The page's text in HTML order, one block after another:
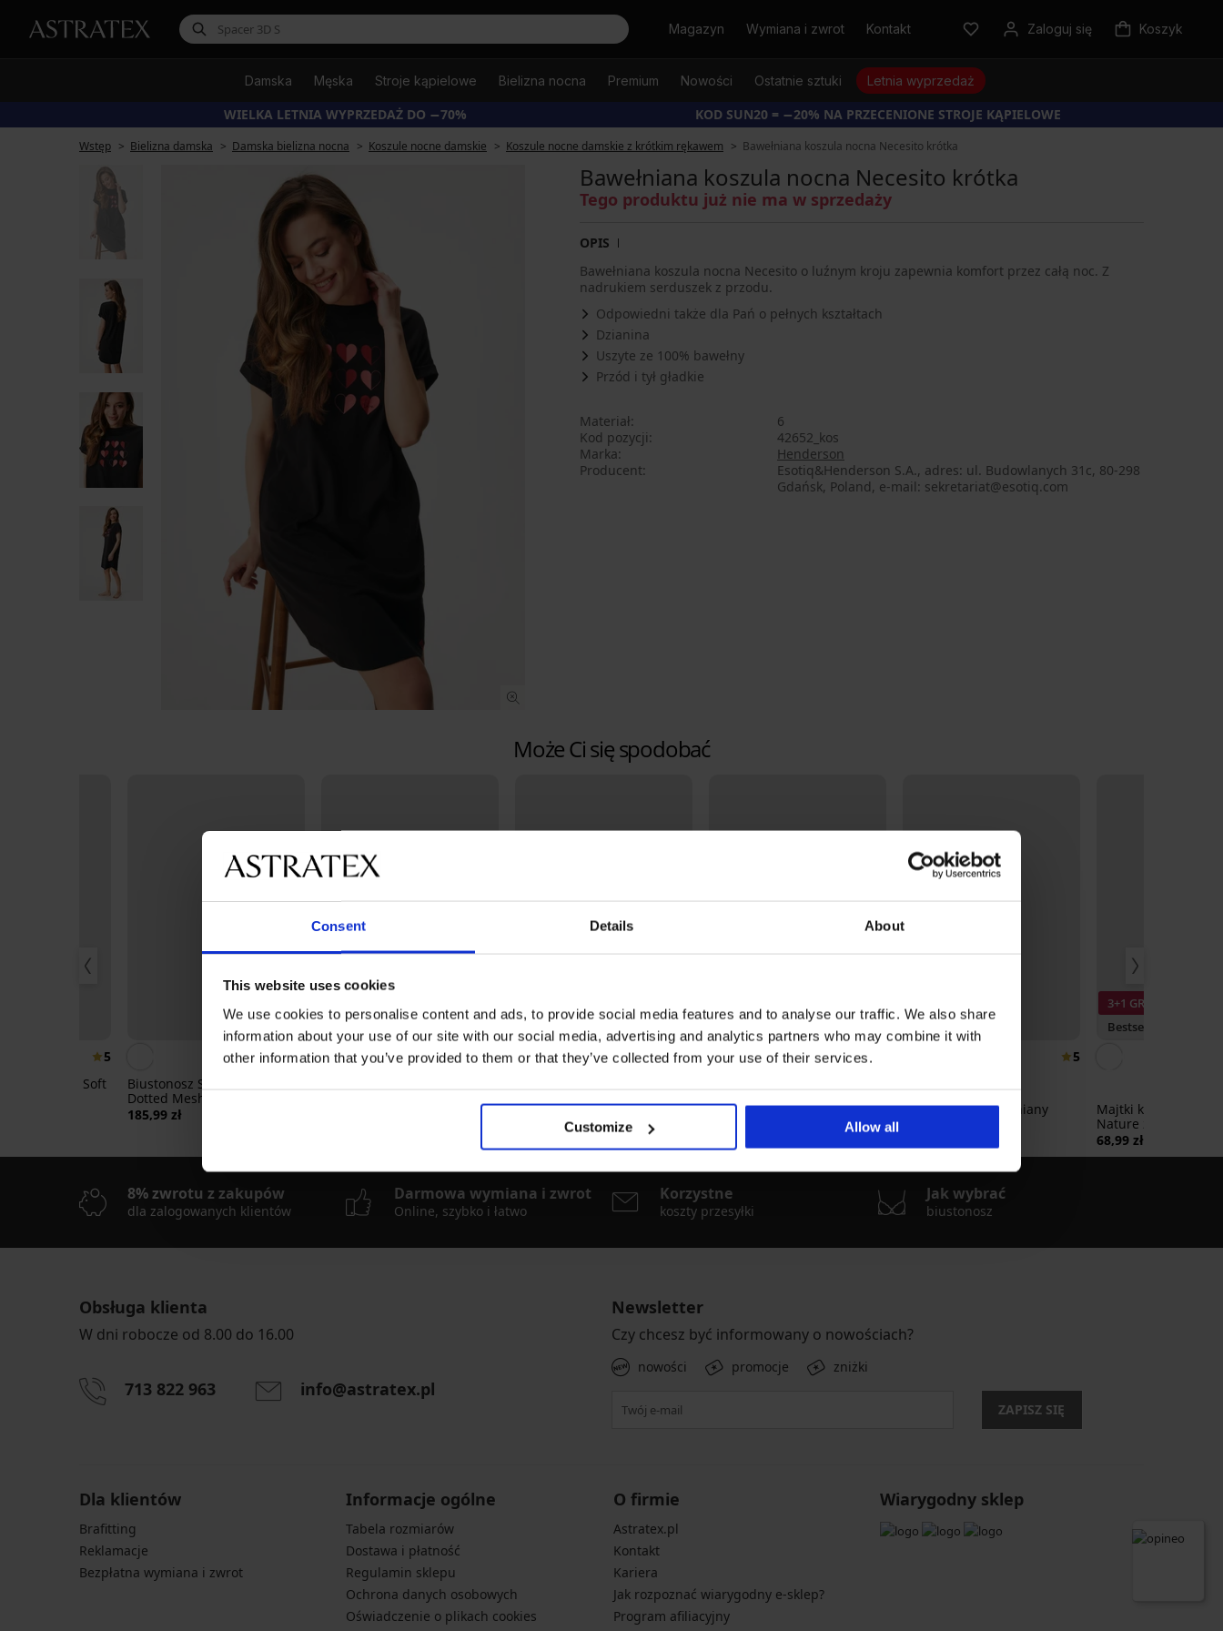
Consent Details About
This website uses cookies
We use cookies to personalise content and ads, to provide social media features and to analyse our traffic. We also share
information about your use of our site with our social media, advertising and analytics partners who may combine it with
other information that you’ve provided to them or that they’ve collected from your use of their services.
Customize Allow all
SzukajMagazyn Wymiana i zwrot Kontakt Zaloguj się Koszyk
Damska Męska Stroje kąpielowe Bielizna nocna Premium Nowości Ostatnie sztuki Letnia wyprzedaż
WIELKA LETNIA WYPRZEDAŻ DO −70% KOD SUN20 = −20% NA PRZECENIONE STROJE KĄPIELOWE
Wstęp Bielizna damska Damska bielizna nocna Koszule nocne damskie Koszule nocne damskie z krótkim rękawem Bawełniana koszula nocna Necesito krótka
Bawełniana koszula nocna Necesito krótka
Tego produktu już nie ma w sprzedaży
OPIS
Bawełniana koszula nocna Necesito o luźnym kroju zapewnia komfort przez całą noc. Z
nadrukiem serduszek z przodu.
Odpowiedni także dla Pań o pełnych kształtach
Dzianina
Uszyte ze 100% bawełny
Przód i tył gładkie
Materiał
6
Kod pozycji
42652_kos
Marka
Henderson
Producent
Esotiq&Henderson S.A., adres: ul. Budowlanych 31c, 80-298
Gdańsk, Poland, e-mail: sekretariat@esotiq.com
Może Ci się spodobać
5
Soft
4,9
Biustonosz Spacer Flexicup
Dotted Mesh II
185,99 zł
Bestseller
4,9
Bestseller
4,9
Bestseller
5
Biustonosz usztywniany
3+1 GRATIS
Bestseller
Majtki klasyczne
Nature z szerokimi
68,99 zł
8% zwrotu z zakupów
dla zalogowanych klientów
Darmowa wymiana i zwrot
Online, szybko i łatwo
Korzystne
koszty przesyłki
Jak wybrać
biustonosz
Obsługa klienta
W dni robocze od 8.00 do 16.00
713 822 963 info@astratex.pl
Newsletter
Czy chcesz być informowany o nowościach?
nowości promocje zniżki
ZAPISZ SIĘ
Dla klientów
Brafitting
Reklamacje
Bezpłatna wymiana i zwrot
Informacje ogólne
Tabela rozmiarów
Dostawa i płatność
Regulamin sklepu
Ochrona danych osobowych
Oświadczenie o plikach cookies
O firmie
Astratex.pl
Kontakt
Kariera
Jak rozpoznać wiarygodny e-sklep?
Program afiliacyjny
Wiarygodny sklep